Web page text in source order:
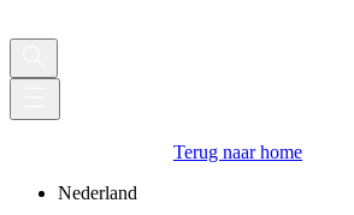
Terug naar home
Nederland